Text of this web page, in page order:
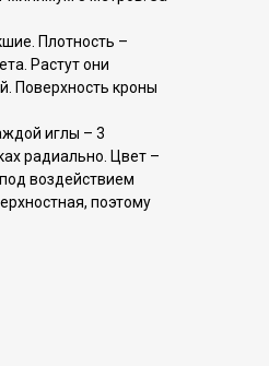
Плотность –
Растут они
Поверхность кроны
иглы – 3
радиально. Цвет –
воздействием
поэтому